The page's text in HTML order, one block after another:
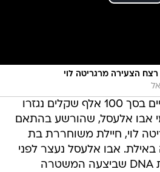
שנה: פוענח רצח הצעירה מרגריטה לוי
23 שנות מאסר ופיצויים בסך 100 אלף שקלים נגזרו
אבו אלעסל, שהורשע בהתאם
לוי, חיילת משוחררת בת
באילת. אבו אלעסל נעצר לפני
כשנה לאחר שהצלבת DNA שביצעה המשטרה